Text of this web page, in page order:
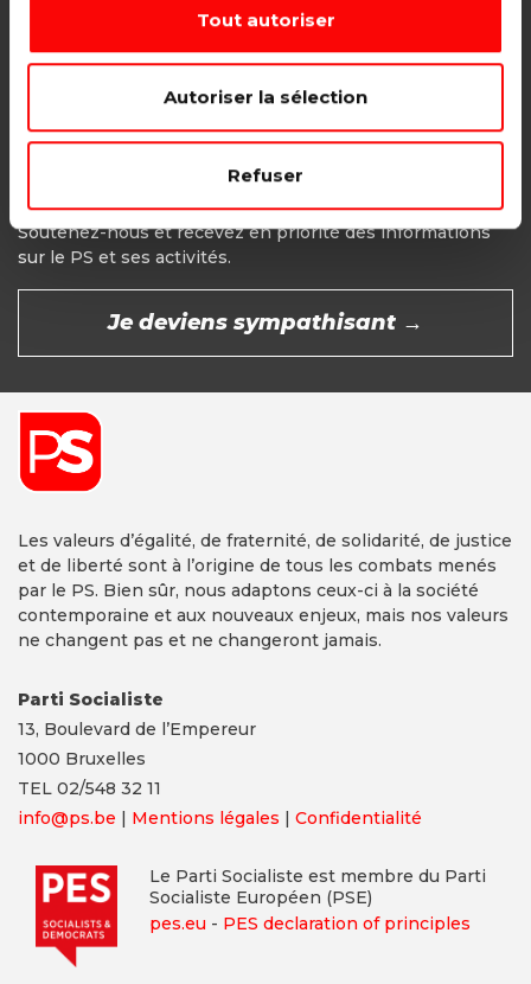
Tout autoriser
Autoriser la sélection
Refuser
CHOISIR →
Soutenez-nous et recevez en priorité des informations
sur le PS et ses activités.
Je deviens sympathisant →
Les valeurs d’égalité, de fraternité, de solidarité, de justice
et de liberté sont à l’origine de tous les combats menés
par le PS. Bien sûr, nous adaptons ceux-ci à la société
contemporaine et aux nouveaux enjeux, mais nos valeurs
ne changent pas et ne changeront jamais.
Parti Socialiste
13, Boulevard de l’Empereur
1000 Bruxelles
TEL 02/548 32 11
info@ps.be | Mentions légales | Confidentialité
Le Parti Socialiste est membre du Parti
Socialiste Européen (PSE)
pes.eu - PES declaration of principles